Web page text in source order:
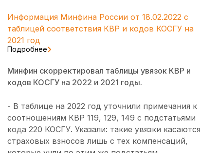
Информация Минфина России от 18.02.2022 с
таблицей соответствия КВР и кодов КОСГУ на
2021 год
Подробнее
Минфин скорректировал таблицы увязок КВР и
кодов КОСГУ на 2022 и 2021 годы.
- В таблице на 2022 год уточнили примечания к
соотношениям КВР 119, 129, 149 с подстатьями
кода 220 КОСГУ. Указали: такие увязки касаются
страховых взносов лишь с тех компенсаций,